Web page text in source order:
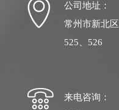
公司地址：
常州市新北
525、526
来电咨询：